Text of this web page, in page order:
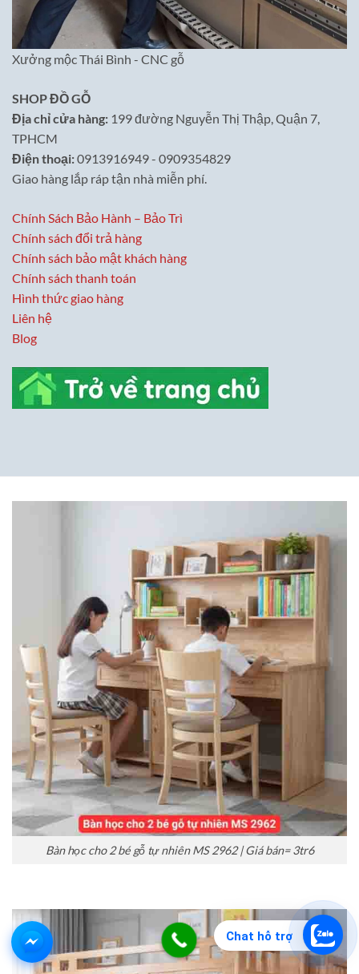
Chat hỗ trợ
Xưởng mộc Thái Bình - CNC gỗ
SHOP ĐỒ GỖ
Địa chỉ cửa hàng: 199 đường Nguyễn Thị Thập, Quận 7,
TPHCM
Điện thoại:0913916949 - 0909354829
Giao hàng lắp ráp tận nhà miễn phí.
Chính Sách Bảo Hành – Bảo Trì
Chính sách đổi trả hàng
Chính sách bảo mật khách hàng
Chính sách thanh toán
Hình thức giao hàng
Liên hệ
Blog
Bàn học cho 2 bé gỗ tự nhiên MS 2962 | Giá bán= 3tr6